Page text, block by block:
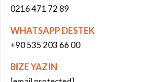
0216 471 72 89
WHATSAPP DESTEK
+90 535 203 66 00
BİZE YAZIN
Çerez Kullanımı